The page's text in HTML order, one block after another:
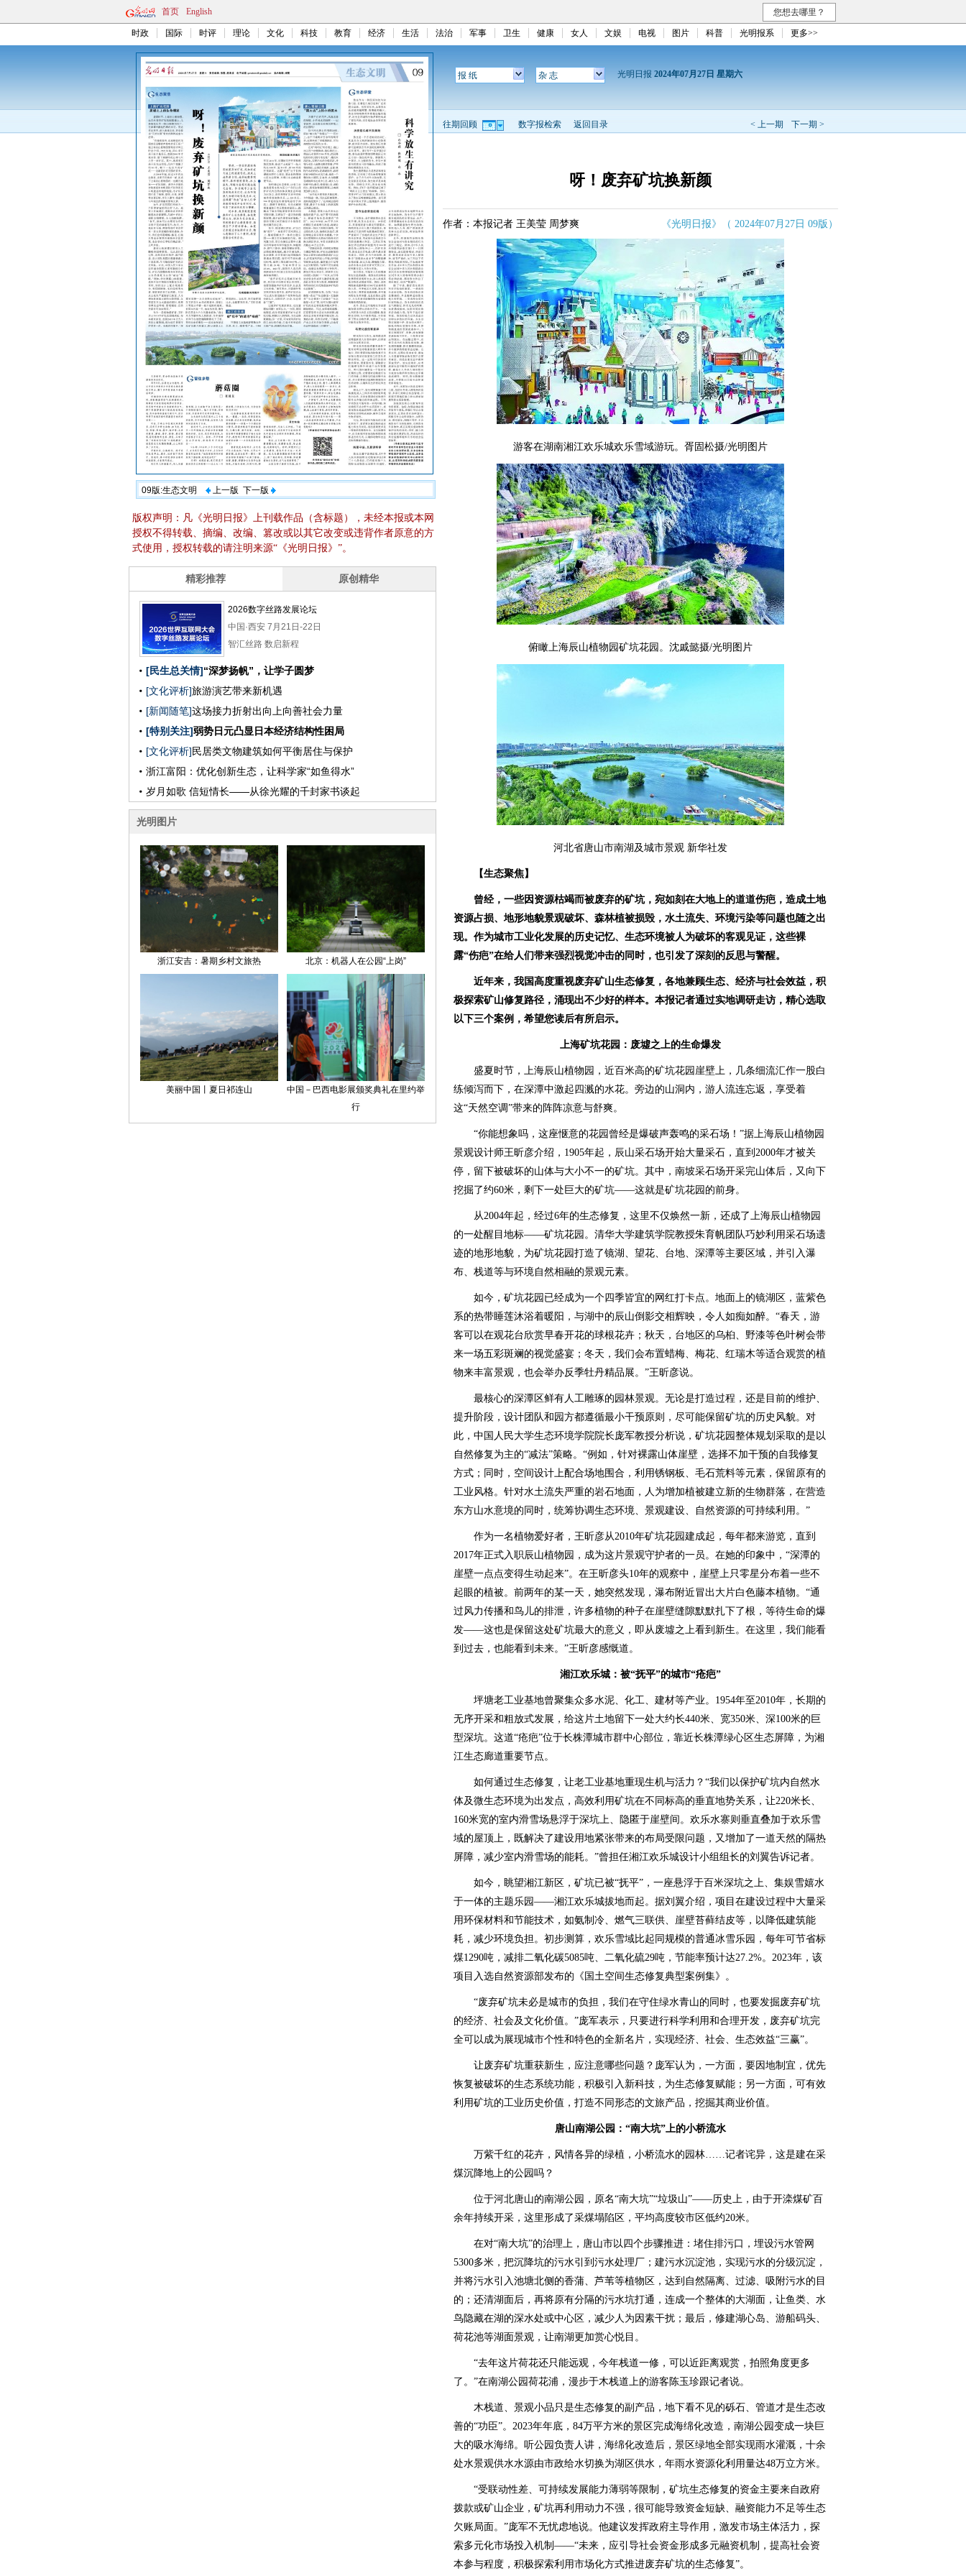
首页 English 您想去哪里？
时政 国际 时评 理论 文化 科技 教育 经济 生活 法治 军事 卫生 健康 女人 文娱 电视 图片 科普 光明报系 更多>>
09版:生态文明 上一版 下一版
版权声明：凡《光明日报》上刊载作品（含标题），未经本报或本网
授权不得转载、摘编、改编、篡改或以其它改变或违背作者原意的方
式使用，授权转载的请注明来源“《光明日报》”。
报 纸 杂 志 光明日报 2024年07月27日 星期六
< 上一期 下一期 >
往期回顾 数字报检索 返回目录
呀！废弃矿坑换新颜
作者：本报记者 王美莹 周梦爽 《光明日报》（ 2024年07月27日 09版）
游客在湖南湘江欢乐城欢乐雪域游玩。胥固松摄/光明图片
俯瞰上海辰山植物园矿坑花园。沈戚懿摄/光明图片
河北省唐山市南湖及城市景观 新华社发
【生态聚焦】
曾经，一些因资源枯竭而被废弃的矿坑，宛如刻在大地上的道道伤疤，造成土地
资源占损、地形地貌景观破坏、森林植被损毁，水土流失、环境污染等问题也随之出
现。作为城市工业化发展的历史记忆、生态环境被人为破坏的客观见证，这些裸
露“伤疤”在给人们带来强烈视觉冲击的同时，也引发了深刻的反思与警醒。
近年来，我国高度重视废弃矿山生态修复，各地兼顾生态、经济与社会效益，积
极探索矿山修复路径，涌现出不少好的样本。本报记者通过实地调研走访，精心选取
以下三个案例，希望您读后有所启示。
上海矿坑花园：废墟之上的生命爆发
盛夏时节，上海辰山植物园，近百米高的矿坑花园崖壁上，几条细流汇作一股白
练倾泻而下，在深潭中激起四溅的水花。旁边的山洞内，游人流连忘返，享受着
这“天然空调”带来的阵阵凉意与舒爽。
“你能想象吗，这座惬意的花园曾经是爆破声轰鸣的采石场！”据上海辰山植物园
景观设计师王昕彦介绍，1905年起，辰山采石场开始大量采石，直到2000年才被关
停，留下被破坏的山体与大小不一的矿坑。其中，南坡采石场开采完山体后，又向下
挖掘了约60米，剩下一处巨大的矿坑——这就是矿坑花园的前身。
从2004年起，经过6年的生态修复，这里不仅焕然一新，还成了上海辰山植物园
的一处醒目地标——矿坑花园。清华大学建筑学院教授朱育帆团队巧妙利用采石场遗
迹的地形地貌，为矿坑花园打造了镜湖、望花、台地、深潭等主要区域，并引入瀑
布、栈道等与环境自然相融的景观元素。
如今，矿坑花园已经成为一个四季皆宜的网红打卡点。地面上的镜湖区，蓝紫色
系的热带睡莲沐浴着暖阳，与湖中的辰山倒影交相辉映，令人如痴如醉。“春天，游
客可以在观花台欣赏早春开花的球根花卉；秋天，台地区的乌桕、野漆等色叶树会带
来一场五彩斑斓的视觉盛宴；冬天，我们会布置蜡梅、梅花、红瑞木等适合观赏的植
物来丰富景观，也会举办反季牡丹精品展。”王昕彦说。
最核心的深潭区鲜有人工雕琢的园林景观。无论是打造过程，还是目前的维护、
提升阶段，设计团队和园方都遵循最小干预原则，尽可能保留矿坑的历史风貌。对
此，中国人民大学生态环境学院院长庞军教授分析说，矿坑花园整体规划采取的是以
自然修复为主的“减法”策略。“例如，针对裸露山体崖壁，选择不加干预的自我修复
方式；同时，空间设计上配合场地围合，利用锈钢板、毛石荒料等元素，保留原有的
工业风格。针对水土流失严重的岩石地面，人为增加植被建立新的生物群落，在营造
东方山水意境的同时，统筹协调生态环境、景观建设、自然资源的可持续利用。”
作为一名植物爱好者，王昕彦从2010年矿坑花园建成起，每年都来游览，直到
2017年正式入职辰山植物园，成为这片景观守护者的一员。在她的印象中，“深潭的
崖壁一点点变得生动起来”。在王昕彦头10年的观察中，崖壁上只零星分布着一些不
起眼的植被。前两年的某一天，她突然发现，瀑布附近冒出大片白色藤本植物。“通
过风力传播和鸟儿的排泄，许多植物的种子在崖壁缝隙默默扎下了根，等待生命的爆
发——这也是保留这处矿坑最大的意义，即从废墟之上看到新生。在这里，我们能看
到过去，也能看到未来。”王昕彦感慨道。
湘江欢乐城：被“抚平”的城市“疮疤”
坪塘老工业基地曾聚集众多水泥、化工、建材等产业。1954年至2010年，长期的
无序开采和粗放式发展，给这片土地留下一处大约长440米、宽350米、深100米的巨
型深坑。这道“疮疤”位于长株潭城市群中心部位，靠近长株潭绿心区生态屏障，为湘
江生态廊道重要节点。
如何通过生态修复，让老工业基地重现生机与活力？“我们以保护矿坑内自然水
体及微生态环境为出发点，高效利用矿坑在不同标高的垂直地势关系，让220米长、
160米宽的室内滑雪场悬浮于深坑上、隐匿于崖壁间。欢乐水寨则垂直叠加于欢乐雪
域的屋顶上，既解决了建设用地紧张带来的布局受限问题，又增加了一道天然的隔热
屏障，减少室内滑雪场的能耗。”曾担任湘江欢乐城设计小组组长的刘翼告诉记者。
如今，眺望湘江新区，矿坑已被“抚平”，一座悬浮于百米深坑之上、集娱雪嬉水
于一体的主题乐园——湘江欢乐城拔地而起。据刘翼介绍，项目在建设过程中大量采
用环保材料和节能技术，如氨制冷、燃气三联供、崖壁苔藓结皮等，以降低建筑能
耗，减少环境负担。初步测算，欢乐雪域比起同规模的普通冰雪乐园，每年可节省标
煤1290吨，减排二氧化碳5085吨、二氧化硫29吨，节能率预计达27.2%。2023年，该
项目入选自然资源部发布的《国土空间生态修复典型案例集》。
“废弃矿坑未必是城市的负担，我们在守住绿水青山的同时，也要发掘废弃矿坑
的经济、社会及文化价值。”庞军表示，只要进行科学利用和合理开发，废弃矿坑完
全可以成为展现城市个性和特色的全新名片，实现经济、社会、生态效益“三赢”。
让废弃矿坑重获新生，应注意哪些问题？庞军认为，一方面，要因地制宜，优先
恢复被破坏的生态系统功能，积极引入新科技，为生态修复赋能；另一方面，可有效
利用矿坑的工业历史价值，打造不同形态的文旅产品，挖掘其商业价值。
唐山南湖公园：“南大坑”上的小桥流水
万紫千红的花卉，风情各异的绿植，小桥流水的园林……记者诧异，这是建在采
煤沉降地上的公园吗？
位于河北唐山的南湖公园，原名“南大坑”“垃圾山”——历史上，由于开滦煤矿百
余年持续开采，这里形成了采煤塌陷区，平均高度较市区低约20米。
在对“南大坑”的治理上，唐山市以四个步骤推进：堵住排污口，埋设污水管网
5300多米，把沉降坑的污水引到污水处理厂；建污水沉淀池，实现污水的分级沉淀，
并将污水引入池塘北侧的香蒲、芦苇等植物区，达到自然隔离、过滤、吸附污水的目
的；还清湖面后，再将原有分隔的污水坑打通，连成一个整体的大湖面，让鱼类、水
鸟隐藏在湖的深水处或中心区，减少人为因素干扰；最后，修建湖心岛、游船码头、
荷花池等湖面景观，让南湖更加赏心悦目。
“去年这片荷花还只能远观，今年栈道一修，可以近距离观赏，拍照角度更多
了。”在南湖公园荷花浦，漫步于木栈道上的游客陈玉珍跟记者说。
木栈道、景观小品只是生态修复的副产品，地下看不见的砾石、管道才是生态改
善的“功臣”。2023年年底，84万平方米的景区完成海绵化改造，南湖公园变成一块巨
大的吸水海绵。听公园负责人讲，海绵化改造后，景区绿地全部实现雨水灌溉，十余
处水景观供水水源由市政给水切换为湖区供水，年雨水资源化利用量达48万立方米。
“受联动性差、可持续发展能力薄弱等限制，矿坑生态修复的资金主要来自政府
拨款或矿山企业，矿坑再利用动力不强，很可能导致资金短缺、融资能力不足等生态
欠账局面。”庞军不无忧虑地说。他建议发挥政府主导作用，激发市场主体活力，探
索多元化市场投入机制——“未来，应引导社会资金形成多元融资机制，提高社会资
本参与程度，积极探索利用市场化方式推进废弃矿坑的生态修复”。